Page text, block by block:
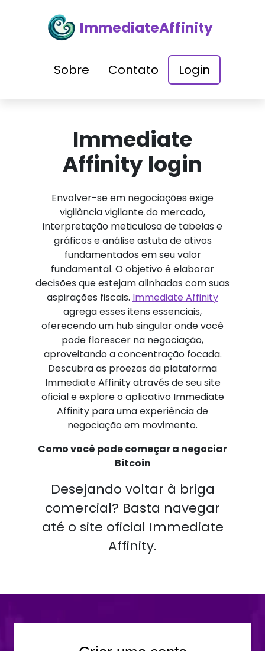
ImmediateAffinity
Sobre Contato Login
Immediate
Affinity login
Envolver-se em negociações exige
vigilância vigilante do mercado,
interpretação meticulosa de tabelas e
gráficos e análise astuta de ativos
fundamentados em seu valor
fundamental. O objetivo é elaborar
decisões que estejam alinhadas com suas
aspirações fiscais. Immediate Affinity
agrega esses itens essenciais,
oferecendo um hub singular onde você
pode florescer na negociação,
aproveitando a concentração focada.
Descubra as proezas da plataforma
Immediate Affinity através de seu site
oficial e explore o aplicativo Immediate
Affinity para uma experiência de
negociação em movimento.
Como você pode começar a negociar
Bitcoin
Desejando voltar à briga
comercial? Basta navegar
até o site oficial Immediate
Affinity.